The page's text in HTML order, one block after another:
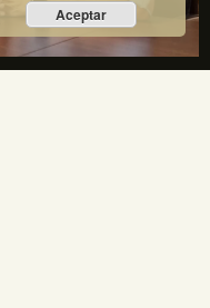
Aceptar